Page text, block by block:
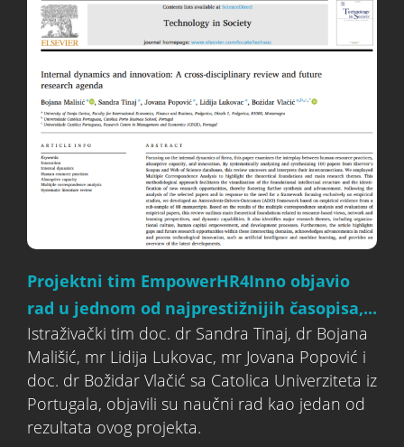
Projektni tim EmpowerHR4Inno objavio
rad u jednom od najprestižnijih časopisa,...
Istraživački tim doc. dr Sandra Tinaj, dr Bojana
Mališić, mr Lidija Lukovac, mr Jovana Popović i
doc. dr Božidar Vlačić sa Catolica Univerziteta iz
Portugala, objavili su naučni rad kao jedan od
rezultata ovog projekta.